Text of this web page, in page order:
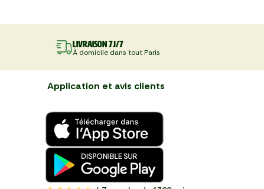
Livraison 7J/7
À domicile dans tout Paris
Application et avis clients